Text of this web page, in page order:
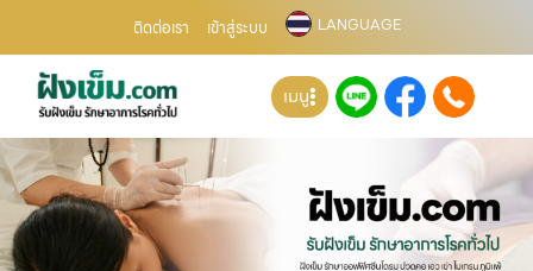
ติดต่อเรา เข้าสู่ระบบ LANGUAGE
เมนู